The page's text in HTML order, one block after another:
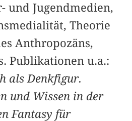
und Jugend­medien,
Theorie
­Anthropozäns,
Publikationen u.a.:
als Denkfigur.
und Wissen in der
­Fantasy für